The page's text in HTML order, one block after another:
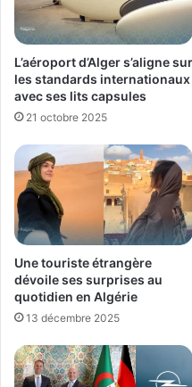
L’aéroport d’Alger s’aligne sur
les standards internationaux
avec ses lits capsules
21 octobre 2025
Une touriste étrangère
dévoile ses surprises au
quotidien en Algérie
13 décembre 2025